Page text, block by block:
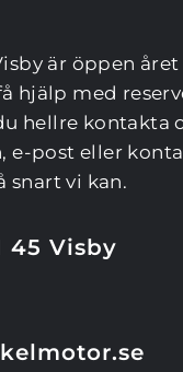
är öppen
hjälp med
hellre kontakta
e-post eller
snart vi kan.
45 Visby